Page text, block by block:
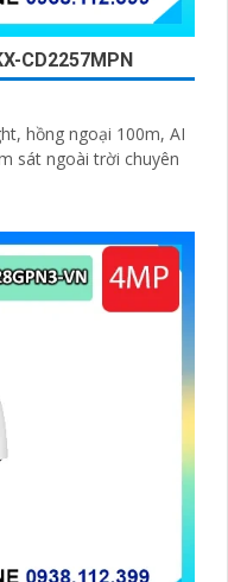
CD2257MPN
hồng ngoại 100m, AI
sát ngoài trời chuyên